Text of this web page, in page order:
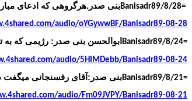
Banisadr89/8/28=بنی صدر.هرگروهی که ادعای
audio/oYGywwBF/Banisadr89-08-28
Banisadr89/8/24= ابوالحسن بنی صدر: رژیمی که به
audio/5HIMDebb/Banisadr89-08-24
Banisadr89/8/21=بنی صدر:آقای رفسنجانی میگفت
audio/Fm09JVPY/Banisadr89-08-21